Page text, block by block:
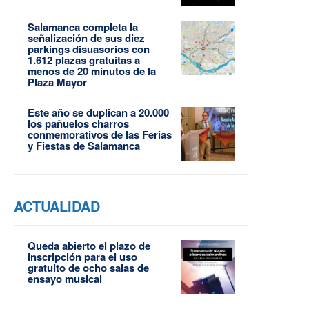
Salamanca completa la
señalización de sus diez
parkings disuasorios con
1.612 plazas gratuitas a
menos de 20 minutos de la
Plaza Mayor
Este año se duplican a 20.000
los pañuelos charros
conmemorativos de las Ferias
y Fiestas de Salamanca
ACTUALIDAD
Queda abierto el plazo de
inscripción para el uso
gratuito de ocho salas de
ensayo musical